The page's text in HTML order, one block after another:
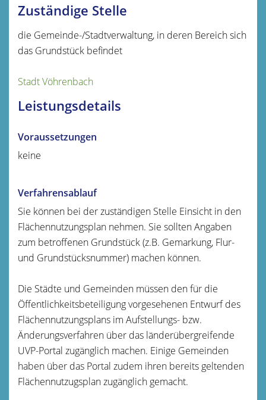
Zuständige Stelle
die Gemeinde-/Stadtverwaltung, in deren Bereich sich
das Grundstück befindet
Stadt Vöhrenbach
Leistungsdetails
Voraussetzungen
keine
Verfahrensablauf
Sie können bei der zuständigen Stelle Einsicht in den
Flächennutzungsplan nehmen. Sie sollten Angaben
zum betroffenen Grundstück (z.B. Gemarkung, Flur-
und Grundstücksnummer) machen können.
Die Städte und Gemeinden müssen den für die
Öffentlichkeitsbeteiligung vorgesehenen Entwurf des
Flächennutzungsplans im Aufstellungs- bzw.
Änderungsverfahren über das länderübergreifende
UVP-Portal zugänglich machen. Einige Gemeinden
haben über das Portal zudem ihren bereits geltenden
Flächennutzugsplan zugänglich gemacht.